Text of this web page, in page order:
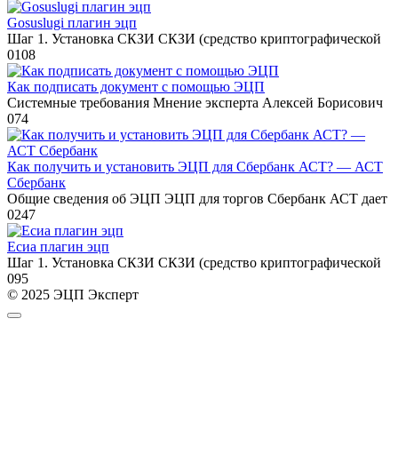
Gosuslugi плагин эцп
Шаг 1. Установка СКЗИ СКЗИ (средство криптографической
0108
Как подписать документ с помощью ЭЦП
Системные требования Мнение эксперта Алексей Борисович
074
Как получить и установить ЭЦП для Сбербанк АСТ? — АСТ
Сбербанк
Общие сведения об ЭЦП ЭЦП для торгов Сбербанк АСТ дает
0247
Есиа плагин эцп
Шаг 1. Установка СКЗИ СКЗИ (средство криптографической
095
© 2025 ЭЦП Эксперт